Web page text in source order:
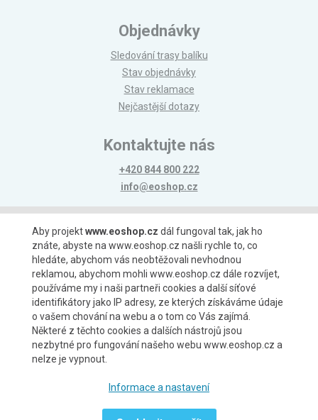
Objednávky
Sledování trasy balíku
Stav objednávky
Stav reklamace
Nejčastější dotazy
Kontaktujte nás
+420 844 800 222
info@eoshop.cz
Možnosti platby
Možnosti dopravy
Aby projektwww.eoshop.cz dál fungoval tak, jak ho
znáte, abyste na www.eoshop.cz našli rychle to, co
hledáte, abychom vás neobtěžovali nevhodnou
reklamou, abychom mohli www.eoshop.cz dále rozvíjet,
používáme my i naši partneři cookies a další síťové
identifikátory jako IP adresy, ze kterých získáváme údaje
o vašem chování na webu a o tom co Vás zajímá.
Některé z těchto cookies a dalších nástrojů jsou
nezbytné pro fungování našeho webu www.eoshop.cz a
nelze je vypnout.
Informace a nastavení